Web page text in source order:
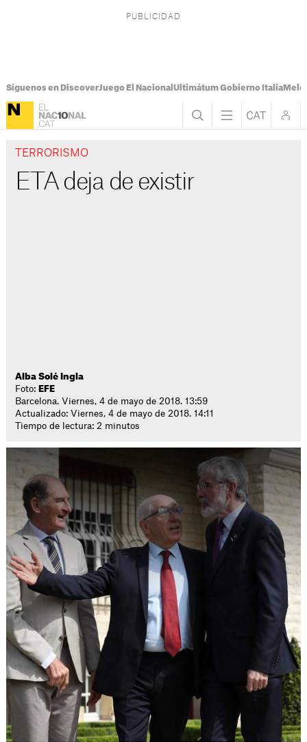
Síguenos en DiscoverJuego El Nacional Ultimátum Gobierno Italia
TERRORISMO
ETA deja de existir
Alba Solé Ingla
Foto: EFE
Barcelona. Viernes, 4 de mayo de 2018. 13:59
Actualizado: Viernes, 4 de mayo de 2018. 14:11
Tiempo de lectura: 2 minutos